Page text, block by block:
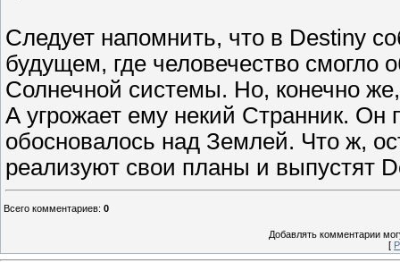
Следует напомнить, что в Destiny
будущем, где человечество смогло
Солнечной системы. Но, конечно
А угрожает ему некий Странник. Он
обосновалось над Землей. Что ж,
реализуют свои планы и выпустят
Всего комментариев: 0
Добавлять комментарии
[